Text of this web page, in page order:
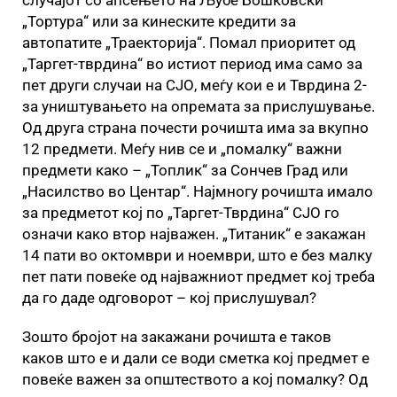
„Тортура“ или за кинеските кредити за
автопатите „Траекторија“. Помал приоритет од
„Таргет-тврдина“ во истиот период има само за
пет други случаи на СЈО, меѓу кои е и Тврдина 2-
за уништувањето на опремата за прислушување.
Од друга страна почести рочишта има за вкупно
12 предмети. Меѓу нив се и „помалку“ важни
предмети како – „Топлик“ за Сончев Град или
„Насилство во Центар“. Најмногу рочишта имало
за предметот кој по „Таргет-Тврдина“ СЈО го
означи како втор најважен. „Титаник“ е закажан
14 пати во октомври и ноември, што е без малку
пет пати повеќе од најважниот предмет кој треба
да го даде одговорот – кој прислушувал?
Зошто бројот на закажани рочишта е таков
каков што е и дали се води сметка кој предмет е
повеќе важен за општеството а кој помалку? Од